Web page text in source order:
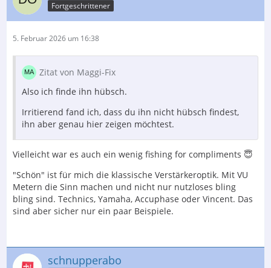
Fortgeschrittener
5. Februar 2026 um 16:38
Zitat von Maggi-Fix
Also ich finde ihn hübsch.
Irritierend fand ich, dass du ihn nicht hübsch findest,
ihn aber genau hier zeigen möchtest.
Vielleicht war es auch ein wenig fishing for compliments 😇
"Schön" ist für mich die klassische Verstärkeroptik. Mit VU
Metern die Sinn machen und nicht nur nutzloses bling
bling sind. Technics, Yamaha, Accuphase oder Vincent. Das
sind aber sicher nur ein paar Beispiele.
schnupperabo